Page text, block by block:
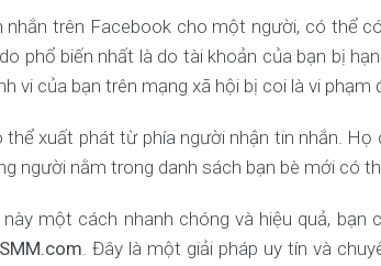
nhắn trên Facebook cho một người, có thể
phổ biến nhất là do tài khoản của bạn bị
vi của bạn trên mạng xã hội bị coi là vi
thể xuất phát từ phía người nhận tin nhắn.
người nằm trong danh sách bạn bè mới có
một cách nhanh chóng và hiệu quả,
. Đây là một giải pháp uy tín và